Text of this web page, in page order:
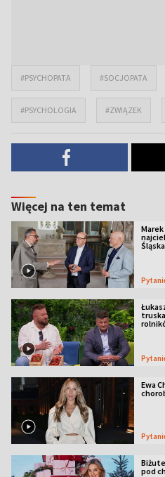
#PSYCHOPATA #SOCJOPATA
#PSYCHOLOGIA #ZWIĄZEK
Więcej na ten temat
Śląska
Ewa
pod